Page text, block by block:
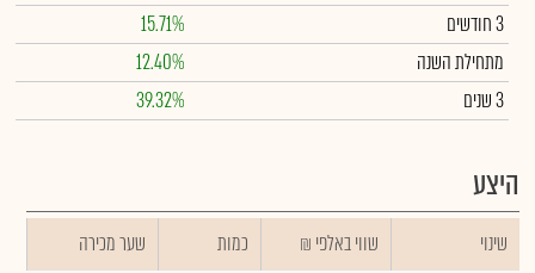
3 חודשים
15.71%
מתחילת השנה
12.40%
3 שנים
39.32%
היצע
שינוי ₪ שווי באלפי כמות
שער מכירה